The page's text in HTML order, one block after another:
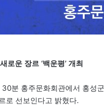
운 장르 ‘백운평’ 개최
분 홍주문화회관에서 홍성
로 선보인다고 밝혔다.